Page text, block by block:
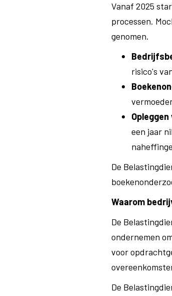
Vanaf 2025
processen.
genomen.
risico's
een jaar
De
Waarom
De
ondernemen
voor
De